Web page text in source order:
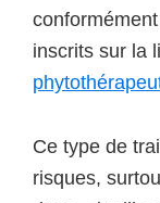
inscrits sur la
Ce type de
risques,